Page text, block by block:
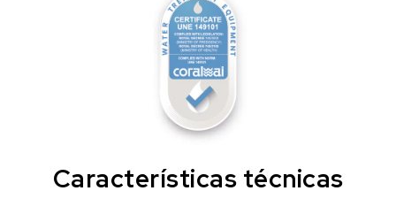
Características técnicas